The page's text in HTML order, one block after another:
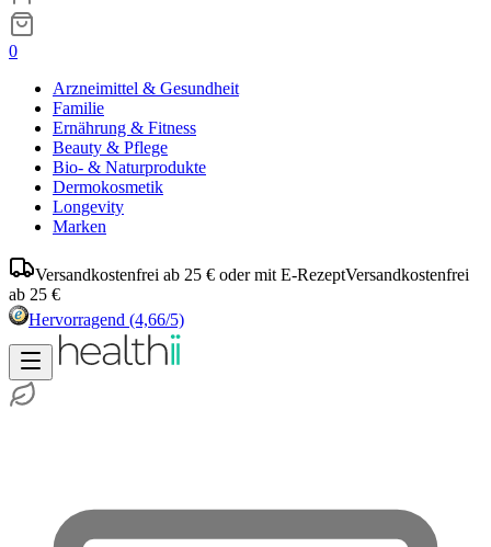
0
Arzneimittel & Gesundheit
Familie
Ernährung & Fitness
Beauty & Pflege
Bio- & Naturprodukte
Dermokosmetik
Longevity
Marken
Versandkostenfrei ab 25 € oder mit E-RezeptVersandkostenfrei
ab 25 €
Hervorragend (4,66/5)